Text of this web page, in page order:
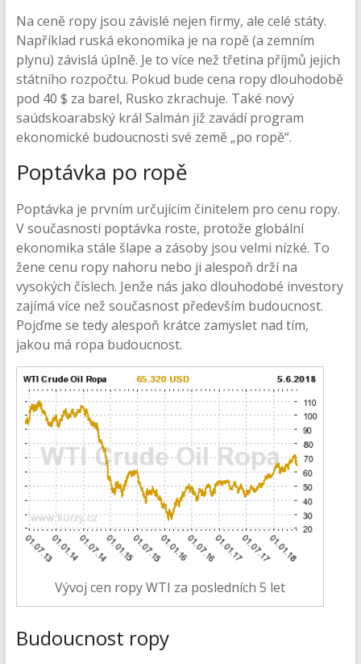
Na ceně ropy jsou závislé nejen firmy, ale celé státy.
Například ruská ekonomika je na ropě (a zemním
plynu) závislá úplně. Je to více než třetina příjmů jejich
státního rozpočtu. Pokud bude cena ropy dlouhodobě
pod 40 $ za barel, Rusko zkrachuje. Také nový
saúdskoarabský král Salmán již zavádí program
ekonomické budoucnosti své země „po ropě“.
Poptávka po ropě
Poptávka je prvním určujícím činitelem pro cenu ropy.
V současnosti poptávka roste, protože globální
ekonomika stále šlape a zásoby jsou velmi nízké. To
žene cenu ropy nahoru nebo ji alespoň drží na
vysokých číslech. Jenže nás jako dlouhodobé investory
zajímá více než současnost především budoucnost.
Pojďme se tedy alespoň krátce zamyslet nad tím,
jakou má ropa budoucnost.
Vývoj cen ropy WTI za posledních 5 let
Budoucnost ropy